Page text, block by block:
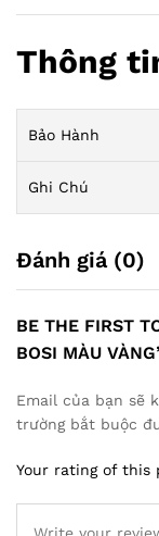
Thông
Bảo Hành
Ghi Chú
Đánh giá (0)
BE THE FIRST
BOSI MÀU
Email của bạn sẽ
trường bắt buộc
Your rating of this